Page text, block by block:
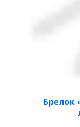
Брелок